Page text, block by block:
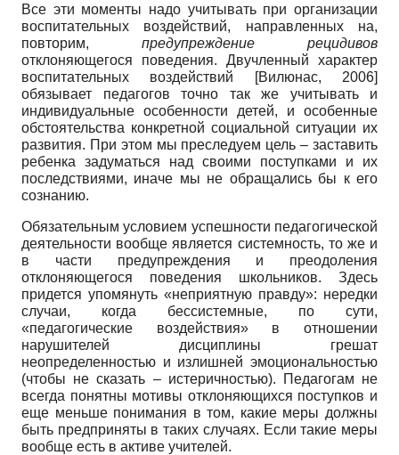
Все эти моменты надо учитывать при организации
воспитательных воздействий, направленных на,
повторим, предупреждение рецидивов
отклоняющегося поведения. Двучленный характер
воспитательных воздействий
[Вилюнас, 2006]
обязывает педагогов точно так же учитывать и
индивидуальные особенности детей, и особенные
обстоятельства конкретной социальной ситуации их
развития. При этом мы преследуем цель – заставить
ребенка задуматься над своими поступками и их
последствиями, иначе мы не обращались бы к его
сознанию.
Обязательным условием успешности педагогической
деятельности вообще является системность, то же и
в части предупреждения и преодоления
отклоняющегося поведения школьников. Здесь
придется упомянуть «неприятную правду»: нередки
случаи, когда бессистемные, по сути,
«педагогические воздействия» в отношении
нарушителей дисциплины грешат
неопределенностью и излишней эмоциональностью
(чтобы не сказать – истеричностью). Педагогам не
всегда понятны мотивы отклоняющихся поступков и
еще меньше понимания в том, какие меры должны
быть предприняты в таких случаях. Если такие меры
вообще есть в активе учителей.